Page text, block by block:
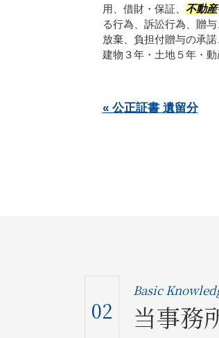
用、借財・保証、 不動産
る行為、訴訟行為、贈
放棄、負担付贈与の承
建物３年・土地５年・
« 公正証書 遺留分
02
Basic
当事務